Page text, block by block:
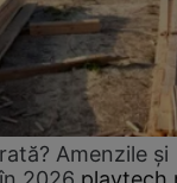
Amenzile și